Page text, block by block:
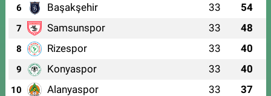
6 Başakşehir 33 54
7 Samsunspor 33 48
8 Rizespor 33 40
9 Konyaspor 33 40
10 Alanyaspor 33 37